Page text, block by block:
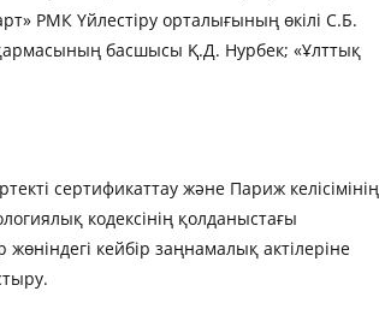
РМК Үйлестіру орталығының өкілі С.Б.
басшысы Қ.Д. Нурбек; «Ұлттық
сертификаттау және Париж келісімінің
кодексінің қолданыстағы
кейбір заңнамалық актілеріне